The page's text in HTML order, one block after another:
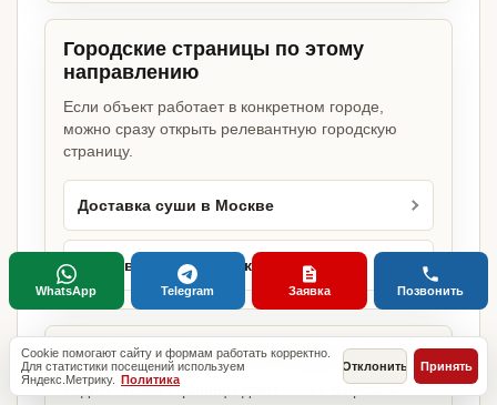
Городские страницы по этому
направлению
Если объект работает в конкретном городе,
можно сразу открыть релевантную городскую
страницу.
Доставка суши в Москве
Доставка суши в Санкт-Петербурге
Базовые разделы по этому запросу
Родительские страницы дают более широкий
Cookie помогают сайту и формам работать корректно.
Для статистики посещений используем
Яндекс.Метрику. Политика
Отклонить Принять
WhatsApp Telegram Заявка Позвонить